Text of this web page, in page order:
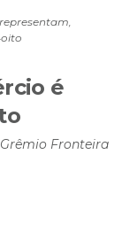
é
Fronteira